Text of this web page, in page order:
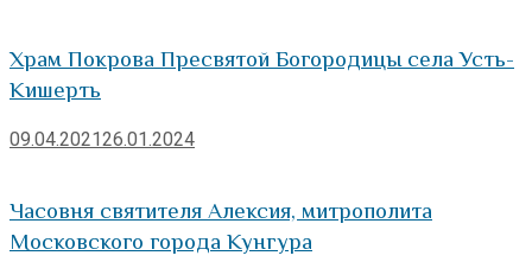
Храм Покрова Пресвятой Богородицы села Усть-
Кишерть
09.04.202126.01.2024
Часовня святителя Алексия, митрополита
Московского города Кунгура